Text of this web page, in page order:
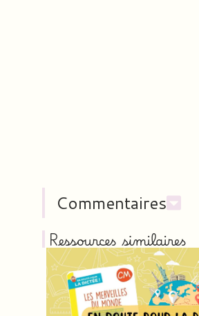
Commentaires
Ressources similaires